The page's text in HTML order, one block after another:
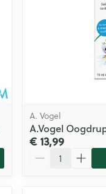
A. Vogel
A.Vogel
€ 13,99